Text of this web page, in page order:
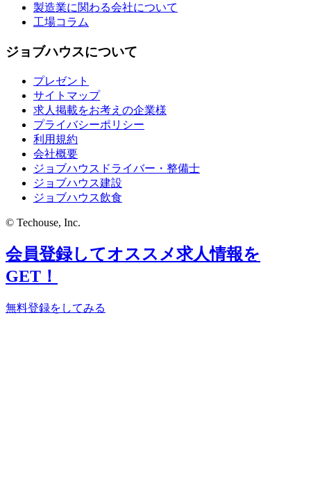
製造業に関わる会社について
工場コラム
ジョブハウスについて
プレゼント
サイトマップ
求人掲載をお考えの企業様
プライバシーポリシー
利用規約
会社概要
ジョブハウスドライバー・整備士
ジョブハウス建設
ジョブハウス飲食
© Techouse, Inc.
会員登録してオススメ求人情報を
GET！
無料登録をしてみる